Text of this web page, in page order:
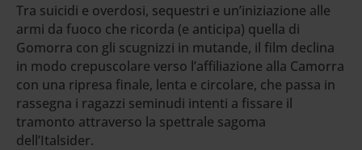
Tra suicidi e overdosi, sequestri e un’iniziazione alle
armi da fuoco che ricorda (e anticipa) quella di
Gomorra con gli scugnizzi in mutande, il film declina
in modo crepuscolare verso l’affiliazione alla Camorra
con una ripresa finale, lenta e circolare, che passa in
rassegna i ragazzi seminudi intenti a fissare il
tramonto attraverso la spettrale sagoma
dell’Italsider.